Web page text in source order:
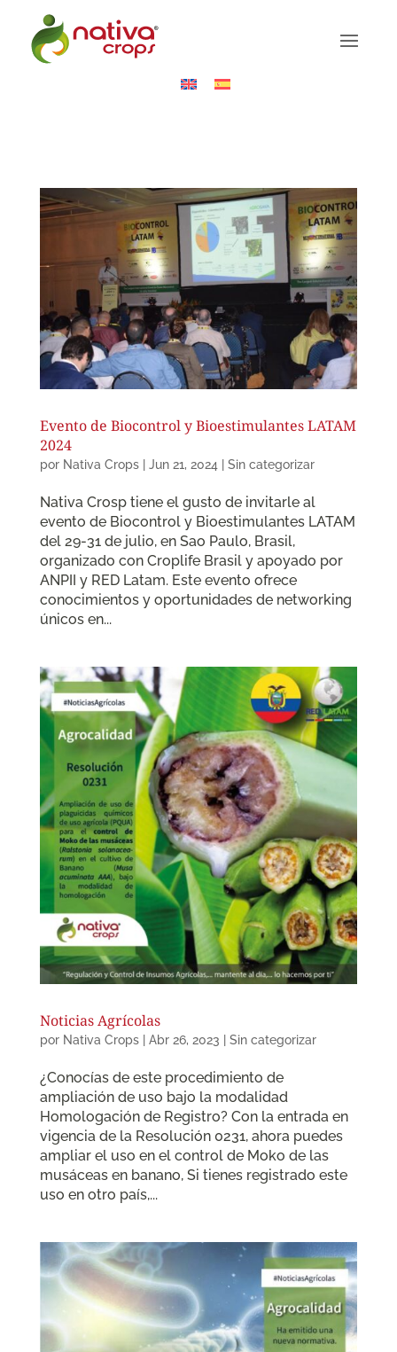
Evento de Biocontrol y Bioestimulantes LATAM
2024
por Nativa Crops| Jun 21, 2024 | Sin categorizar
Nativa Crosp tiene el gusto de invitarle al
evento de Biocontrol y Bioestimulantes LATAM
del 29-31 de julio, en Sao Paulo, Brasil,
organizado con Croplife Brasil y apoyado por
ANPII y RED Latam. Este evento ofrece
conocimientos y oportunidades de networking
únicos en...
Noticias Agrícolas
por Nativa Crops| Abr 26, 2023 Sin categorizar
¿Conocías de este procedimiento de
ampliación de uso bajo la modalidad
Homologación de Registro? Con la entrada en
vigencia de la Resolución 0231, ahora puedes
ampliar el uso en el control de Moko de las
musáceas en banano, Si tienes registrado este
uso en otro país,...